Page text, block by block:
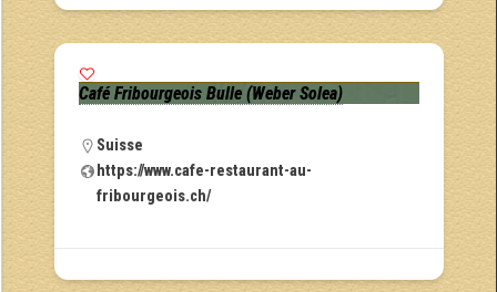
Café Fribourgeois Bulle (Weber Solea)
Suisse
https://www.cafe-restaurant-au-
fribourgeois.ch/